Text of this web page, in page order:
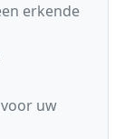
erkende
uw